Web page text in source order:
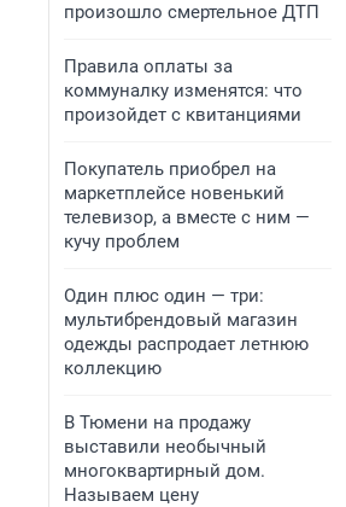
произошло смертельное ДТП
Правила оплаты за
коммуналку изменятся: что
произойдет с квитанциями
Покупатель приобрел на
маркетплейсе новенький
телевизор, а вместе с ним —
кучу проблем
Один плюс один — три:
мультибрендовый магазин
одежды распродает летнюю
коллекцию
В Тюмени на продажу
выставили необычный
многоквартирный дом.
Называем цену